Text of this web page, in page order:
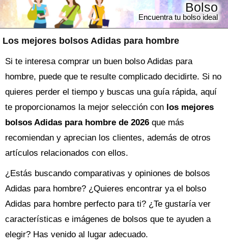
Los mejores bolsos Adidas para hombre
Bolso
Encuentra tu bolso ideal
Si te interesa comprar un buen bolso Adidas para
hombre, puede que te resulte complicado decidirte. Si no
quieres perder el tiempo y buscas una guía rápida, aquí
te proporcionamos la mejor selección con los mejores
bolsos Adidas para hombre de 2026 que más
recomiendan y aprecian los clientes, además de otros
artículos relacionados con ellos.
¿Estás buscando comparativas y opiniones de bolsos
Adidas para hombre? ¿Quieres encontrar ya el bolso
Adidas para hombre perfecto para ti? ¿Te gustaría ver
características e imágenes de bolsos que te ayuden a
elegir? Has venido al lugar adecuado.